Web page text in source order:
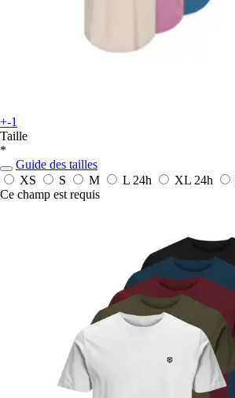
+-1
Taille
*
Guide des tailles
XS
S M L 24h XL 24h
Ce champ est requis